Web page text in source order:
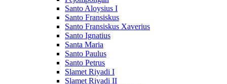
Santo Aloysius I
Santo Fransiskus
Santo Fransiskus Xaverius
Santo Ignatius
Santa Maria
Santo Paulus
Santo Petrus
Slamet Riyadi I
Slamet Riyadi II